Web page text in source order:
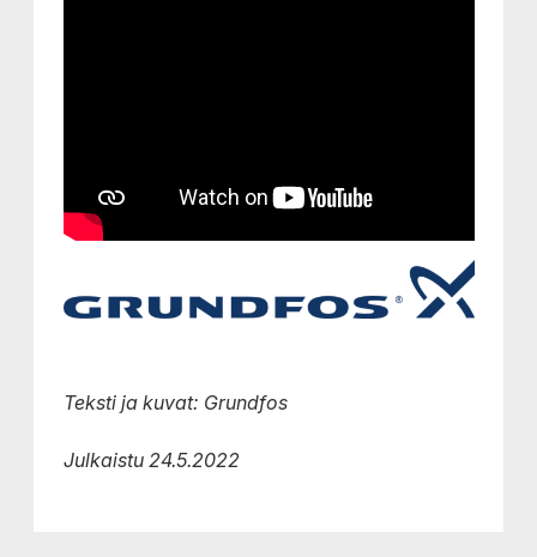
Teksti ja kuvat: Grundfos
Julkaistu 24.5.2022